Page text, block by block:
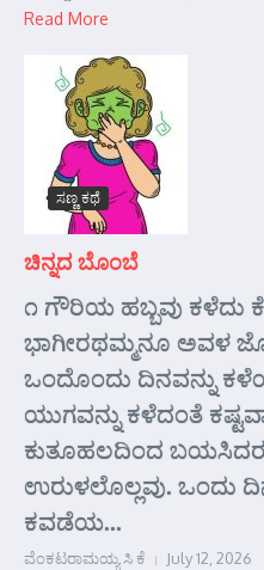
Read More
ಸಣ್ಣ ಕಥೆ
ಚಿನ್ನದ ಬೊಂಬೆ
೧ ಗೌರಿಯ ಹಬ್ಬವು ಕಳೆದು
ಭಾಗೀರಥಮ್ಮನೂ ಅವಳ
ಒಂದೊಂದು ದಿನವನ್ನು
ಯುಗವನ್ನು ಕಳೆದಂತೆ
ಕುತೂಹಲದಿಂದ
ಉರುಳಲೊಲ್ಲವು. ಒಂದು
ಕವಡೆಯ...
ವೆಂಕಟರಾಮಯ್ಯ ಸಿ ಕೆ July 12, 2026